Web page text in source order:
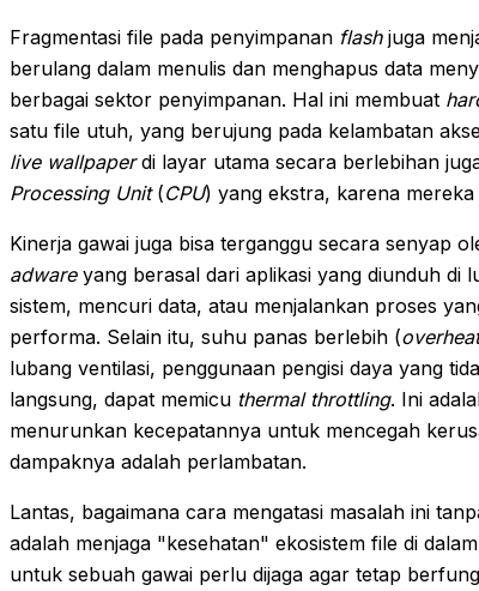
Fragmentasi file pada penyimpanan flashjuga
berulang dalam menulis dan menghapus data
berbagai sektor penyimpanan. Hal ini membuat
satu file utuh, yang berujung pada kelambatan
live wallpaperdi layar utama secara berlebihan
Processing Unit(CPU) yang ekstra, karena
Kinerja gawai juga bisa terganggu secara senyap
adwareyang berasal dari aplikasi yang diunduh di
sistem, mencuri data, atau menjalankan proses
performa. Selain itu, suhu panas berlebih (
lubang ventilasi, penggunaan pengisi daya yang
langsung, dapat memicu thermal throttling. Ini
menurunkan kecepatannya untuk mencegah
dampaknya adalah perlambatan.
Lantas, bagaimana cara mengatasi masalah ini
adalah menjaga "kesehatan" ekosistem file di
untuk sebuah gawai perlu dijaga agar tetap